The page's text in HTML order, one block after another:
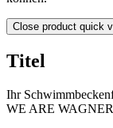
Close product quick
Titel
Ihr
WE ARE